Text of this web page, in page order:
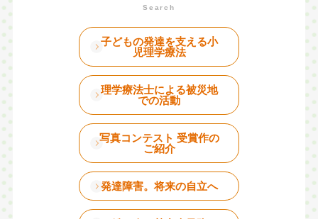
子どもの発達を支える小
児理学療法
理学療法士による被災地
での活動
写真コンテスト 受賞作の
ご紹介
発達障害。将来の自立へ